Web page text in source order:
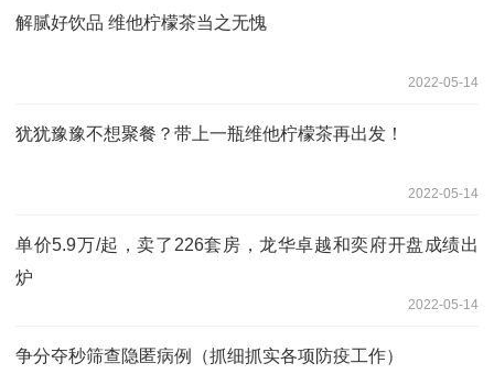
解腻好饮品 维他柠檬茶当之无愧
2022-05-14
犹犹豫豫不想聚餐？带上一瓶维他柠檬茶再出发！
2022-05-14
单价5.9万/起，卖了226套房，龙华卓越和奕府开盘成绩出
炉
2022-05-14
争分夺秒筛查隐匿病例（抓细抓实各项防疫工作）